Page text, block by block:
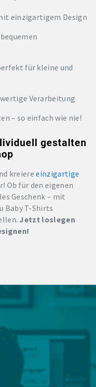
einzigartigem Design
für kleine und
Verarbeitung
– so einfach wie nie!
gestalten
kreiereeinzigartige
Ob für den eigenen
Geschenk – mit
Baby T-Shirts
Jetzt loslegen